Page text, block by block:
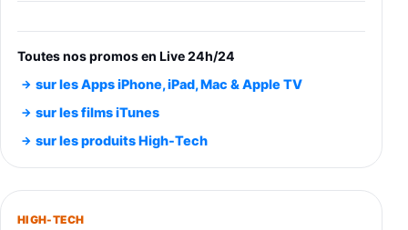
entraénement direct 3 vitesses (33-45-78
trs/min) avec pre-ampli intégré et port USB
Smartphone SAMSUNG Galaxy S26 Ultra
891,99€1199€Fnac (Vendeur Tiers)
Smartphone SAMSUNG Galaxy S26+ Violet
749,99€
Toutes nos promos en Live 24h/24
sur les Apps iPhone, iPad, Mac & Apple TV
sur les films iTunes
sur les produits High-Tech
HIGH-TECH